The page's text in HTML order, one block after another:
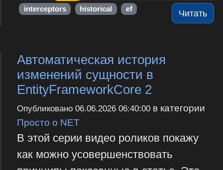
Читать
interceptors historical ef
Автоматическая история
изменений сущности в
EntityFrameworkCore 2
Опубликовано 06.06.2026 06:40:00в категории
Просто о NET
В этой серии видео роликов покажу
как можно усовершенствовать